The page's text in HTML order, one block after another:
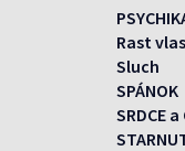
Rast
Sluch
SPÁNOK
SRDCE a